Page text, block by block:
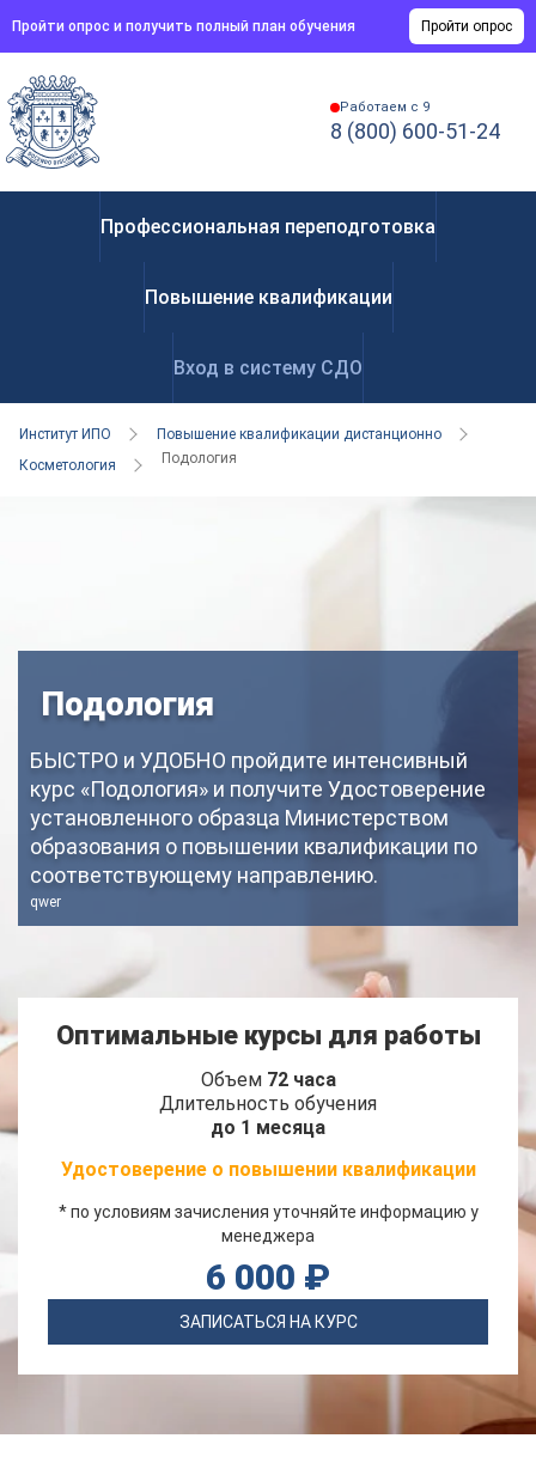
Пройти опрос и получить полный план обучения Пройти опрос
Работаем с 9
8 (800) 600-51-24
Профессиональная переподготовка
Повышение квалификации
Вход в систему СДО
Институт ИПО
Повышение квалификации дистанционно
Косметология
Подология
Подология
БЫСТРО и УДОБНО пройдите интенсивный
курс «Подология» и получите Удостоверение
установленного образца Министерством
образования о повышении квалификации по
соответствующему направлению.
qwer
Оптимальные курсы для работы
Объем 72 часа
Длительность обучения
до 1 месяца
Удостоверение о повышении квалификации
* по условиям зачисления уточняйте информацию у
менеджера
6 000 ₽
ЗАПИСАТЬСЯ НА КУРС